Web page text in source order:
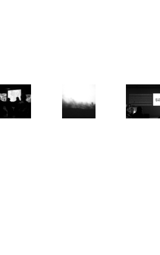
TISSER LES
LIENS (II)
STATUS
PARCOURS
SANTÉ